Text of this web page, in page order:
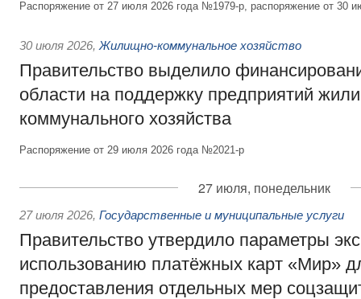
Распоряжение от 27 июля 2026 года №1979-р, распоряжение от 30
30 июля 2026, Жилищно-коммунальное хозяйство
Правительство выделило
области на поддержку предприятий
коммунального хозяйства
Распоряжение от 29 июля 2026 года №2021-р
27 июля, понедельник
27 июля 2026, Государственные и муниципальные услуги
Правительство утвердило параметры
использованию платёжных карт «Мир»
предоставления отдельных мер